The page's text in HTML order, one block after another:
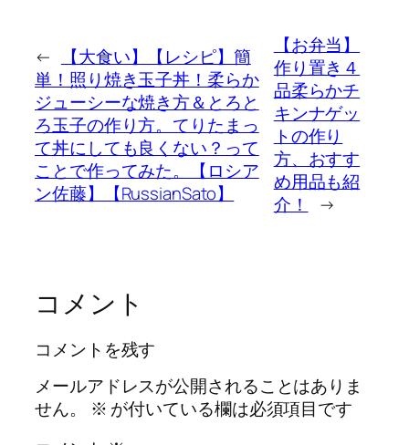
←
【大食い】【レシピ】簡
単！照り焼き玉子丼！柔らか
ジューシーな焼き方＆とろと
ろ玉子の作り方。てりたまっ
て丼にしても良くない？って
ことで作ってみた。【ロシア
ン佐藤】【RussianSato】
【お弁当】
作り置き４
品柔らかチ
キンナゲッ
トの作り
方、おすす
め用品も紹
介！
→
コメント
コメントを残す
メールアドレスが公開されることはありま
せん。
※ が付いている欄は必須項目です